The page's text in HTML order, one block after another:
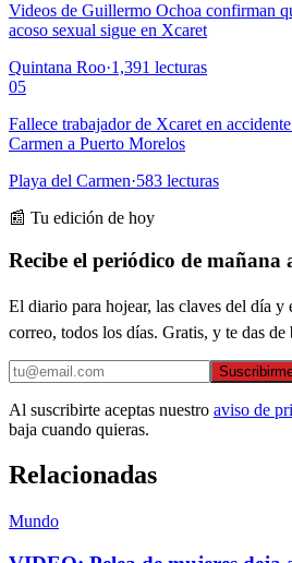
Videos de Guillermo Ochoa confirman
acoso sexual sigue en Xcaret
Quintana Roo·1,391 lecturas
05
Fallece trabajador de Xcaret en
Carmen a Puerto Morelos
Playa del Carmen·583 lecturas
📰 Tu edición de hoy
Recibe el periódico de mañana
El diario para hojear, las claves del día
correo, todos los días. Gratis, y te das
Al suscribirte aceptas nuestro aviso de
baja cuando quieras.
Relacionadas
Mundo